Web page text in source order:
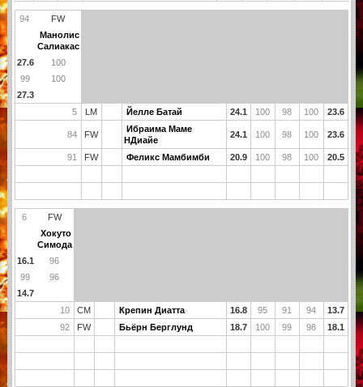
94
FW
Манолис
Салиакас
27.6
100
99
100
27.3
5
LM Йелле Батай 24.1 100 98 100 23.6
84 FW
Ибраима Маме
НДиайе
24.1 100 98 100 23.6
91 FW Феликс Мамбимби 20.9 100 98 100 20.5
6
FW
Хокуто
Симода
16.1
96
99
96
14.7
10
CM Крепин Диатта 16.8 95 91 94
13.7
92
FW Бьёрн Берглунд 18.7 100 99 98 18.1